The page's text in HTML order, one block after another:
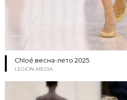
Chloé весна-лето 2025
LEGION-MEDIA